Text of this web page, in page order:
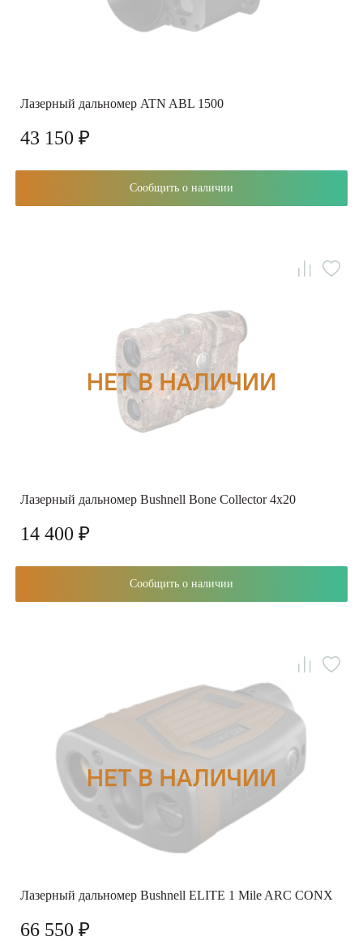
Лазерный дальномер ATN ABL 1500
43 150 ₽
Сообщить о наличии
Лазерный дальномер Bushnell Bone Collector 4x20
14 400 ₽
Сообщить о наличии
Лазерный дальномер Bushnell ELITE 1 Mile ARC CONX
66 550 ₽